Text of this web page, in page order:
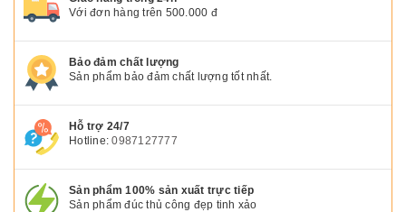
Với đơn hàng trên 500.000 đ
Bảo đảm chất lượng
Sản phẩm bảo đảm chất lượng tốt nhất.
Hỗ trợ 24/7
Hotline:0987127777
Sản phẩm 100% sản xuất trực tiếp
Sản phẩm đúc thủ công đẹp tinh xảo